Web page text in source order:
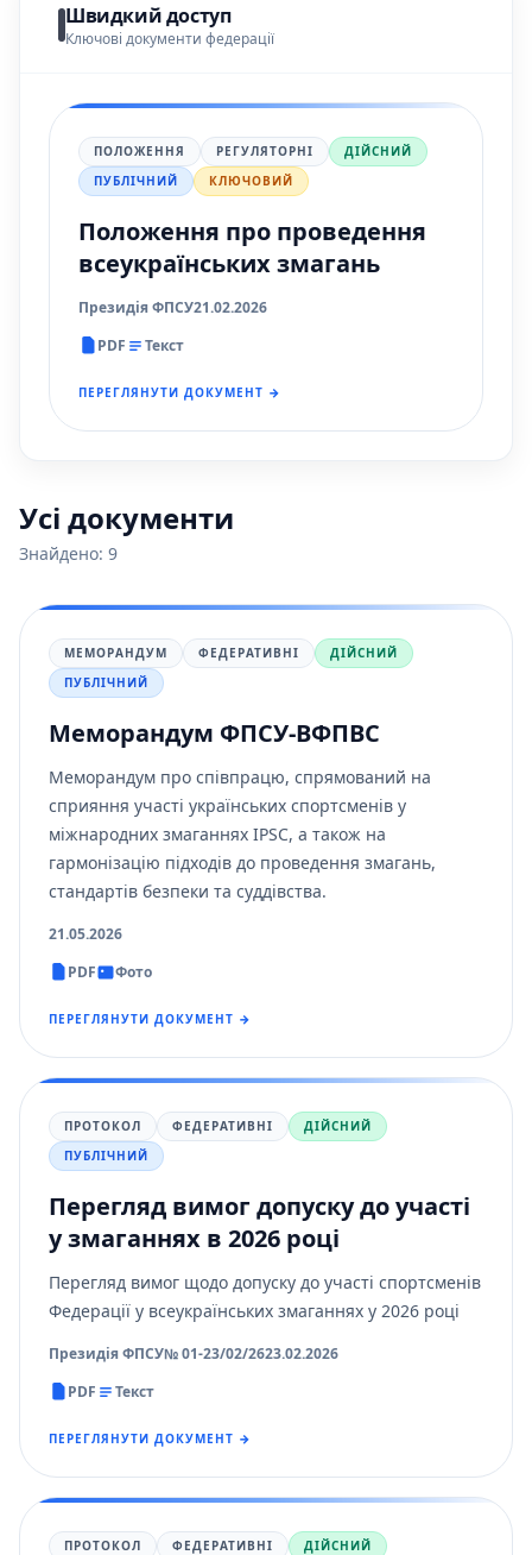
Швидкий доступ
Ключові документи федерації
ПОЛОЖЕННЯ РЕГУЛЯТОРНІ
ДІЙСНИЙ
ПУБЛІЧНИЙ
КЛЮЧОВИЙ
Положення про проведення
всеукраїнських змагань
Президія ФПСУ21.02.2026
PDF
Текст
ПЕРЕГЛЯНУТИ ДОКУМЕНТ →
Усі документи
Знайдено: 9
МЕМОРАНДУМ ФЕДЕРАТИВНІ
ДІЙСНИЙ
ПУБЛІЧНИЙ
Меморандум ФПСУ-ВФПВС
Меморандум про співпрацю, спрямований на
сприяння участі українських спортсменів у
міжнародних змаганнях IPSC, а також на
гармонізацію підходів до проведення змагань,
стандартів безпеки та суддівства.
21.05.2026
PDF
Фото
ПЕРЕГЛЯНУТИ ДОКУМЕНТ →
ПРОТОКОЛ ФЕДЕРАТИВНІ
ДІЙСНИЙ
ПУБЛІЧНИЙ
Перегляд вимог допуску до участі
у змаганнях в 2026 році
Перегляд вимог щодо допуску до участі спортсменів
Федерації у всеукраїнських змаганнях у 2026 році
Президія ФПСУ№ 01-23/02/2623.02.2026
PDF
Текст
ПЕРЕГЛЯНУТИ ДОКУМЕНТ →
ПРОТОКОЛ ФЕДЕРАТИВНІ ДІЙСНИЙ